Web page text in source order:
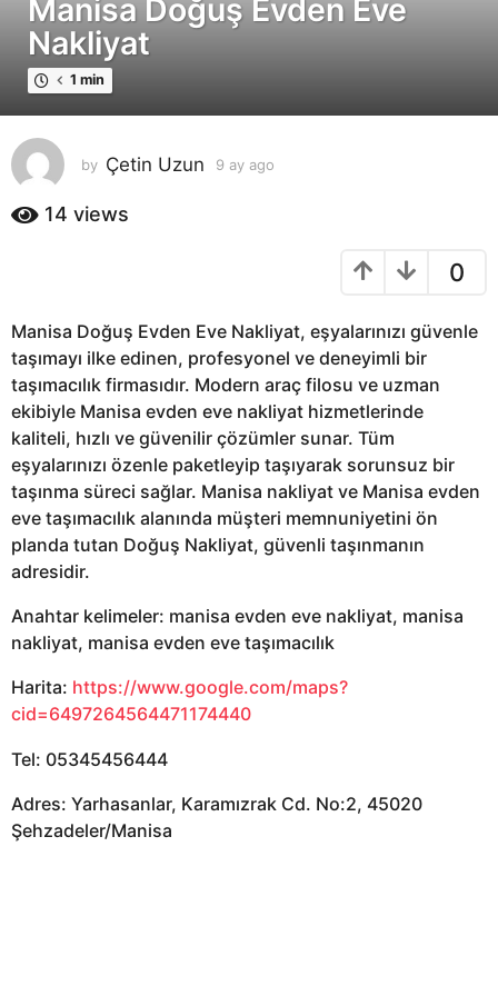
y
a
g
9
a
a
Manisa Doğuş Evden Eve
Nakliyat
1 min
by Çetin Uzun 9 ay ago
14 views
0
Manisa Doğuş Evden Eve Nakliyat, eşyalarınızı güvenle
taşımayı ilke edinen, profesyonel ve deneyimli bir
taşımacılık firmasıdır. Modern araç filosu ve uzman
ekibiyle Manisa evden eve nakliyat hizmetlerinde
kaliteli, hızlı ve güvenilir çözümler sunar. Tüm
eşyalarınızı özenle paketleyip taşıyarak sorunsuz bir
taşınma süreci sağlar. Manisa nakliyat ve Manisa evden
eve taşımacılık alanında müşteri memnuniyetini ön
planda tutan Doğuş Nakliyat, güvenli taşınmanın
adresidir.
Anahtar kelimeler: manisa evden eve nakliyat, manisa
nakliyat, manisa evden eve taşımacılık
Harita: https://www.google.com/maps?
cid=6497264564471174440
Tel: 05345456444
Adres: Yarhasanlar, Karamızrak Cd. No:2, 45020
Şehzadeler/Manisa